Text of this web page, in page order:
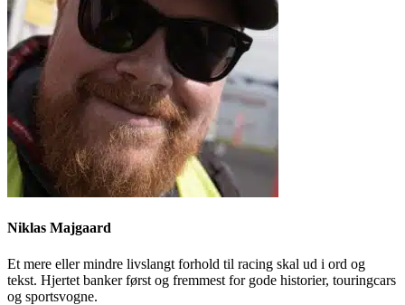
Niklas Majgaard
Et mere eller mindre livslangt forhold til racing skal ud i ord og
tekst. Hjertet banker først og fremmest for gode historier, touringcars
og sportsvogne.